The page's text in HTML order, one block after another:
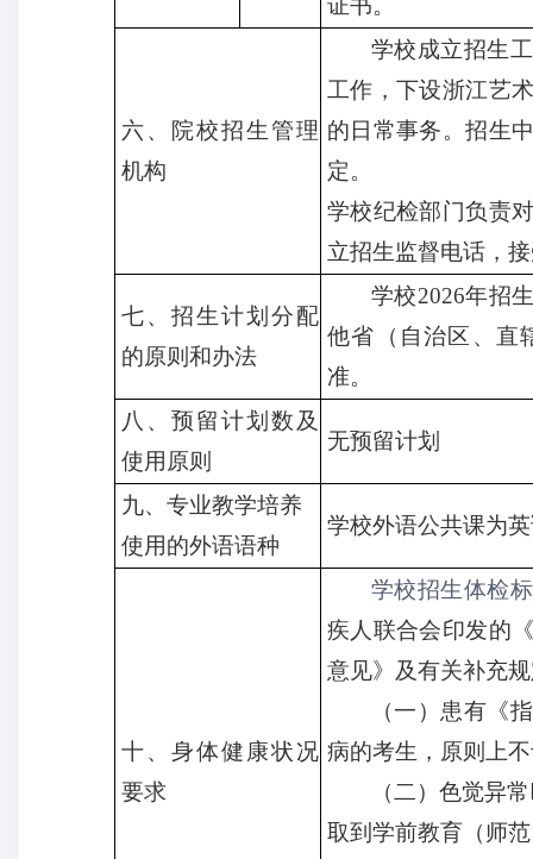
证书。
六、院校招生管理
机构
学校成立招生
工作，下设浙江艺
的日常事务。招生
定。
学校纪检部门负责
立招生监督电话，
七、 招生计划分配
的原则和办法
学校2026年招
他省（自治区、直
准。
八、 预留计划数及
使用原则
无预留计划
九、 专业教学培养
使用的外语语种
学校外语公共课为
十、 身体健康状况
要求
学校招生体检
疾人联合会印发的
意见》及有关补充
（一）患有《
病的考生 ，原则上
（二） 色觉异常
取到学前教育 （ 师范